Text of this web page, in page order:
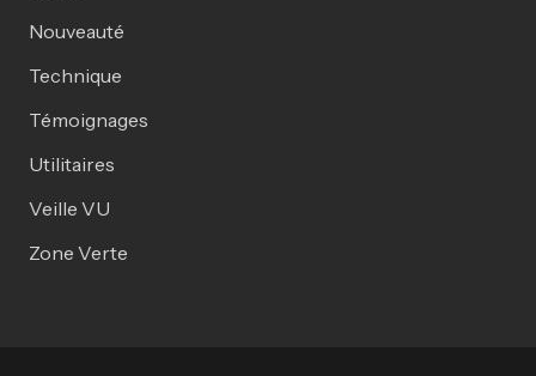
Nouveauté
Technique
Témoignages
Utilitaires
Veille VU
Zone Verte